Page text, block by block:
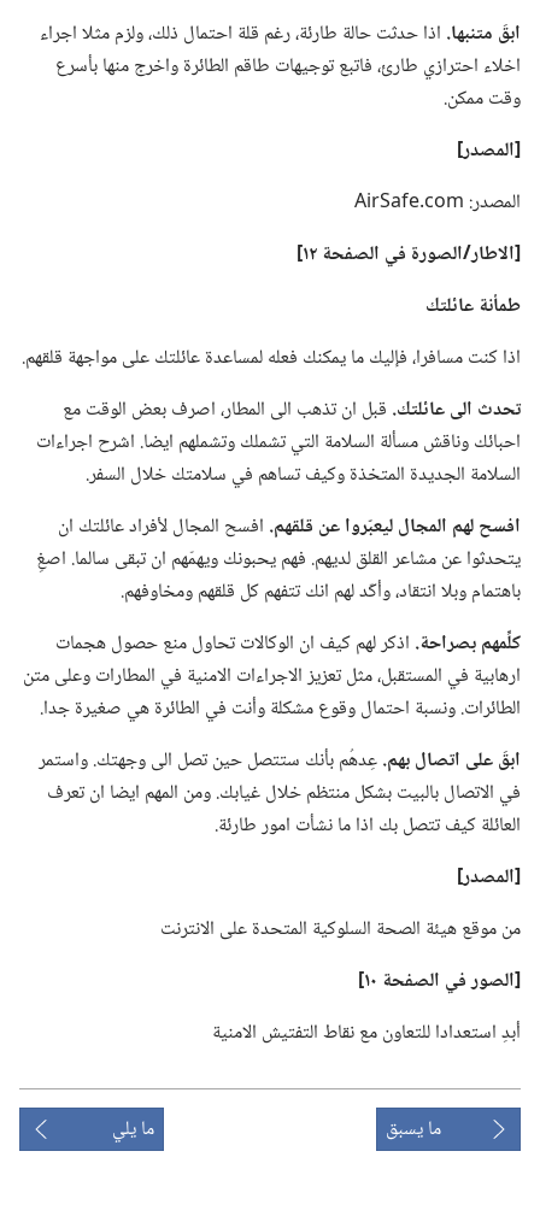
ابقَ متنبها.‏ اذا حدثت حالة طارئة،‏ رغم قلة احتمال ذلك،‏ ولزم مثلا اجراء
اخلاء احترازي طارئ،‏ فاتبع توجيهات طاقم الطائرة واخرج منها بأسرع
وقت ممكن.‏
‏[المصدر]‏
المصدر:‏ AirSafe.‎com
‏[الاطار/‏الصورة في الصفحة ١٢]‏
طمأنة عائلتك
اذا كنت مسافرا،‏ فإليك ما يمكنك فعله لمساعدة عائلتك على مواجهة قلقهم.‏
تحدث الى عائلتك.‏ قبل ان تذهب الى المطار،‏ اصرف بعض الوقت مع
احبائك وناقش مسألة السلامة التي تشملك وتشملهم ايضا.‏ اشرح اجراءات
السلامة الجديدة المتخذة وكيف تساهم في سلامتك خلال السفر.‏
افسح لهم المجال ليعبّروا عن قلقهم.‏ افسح المجال لأفراد عائلتك ان
يتحدثوا عن مشاعر القلق لديهم.‏ فهم يحبونك ويهمّهم ان تبقى سالما.‏ اصغِ
باهتمام وبلا انتقاد،‏ وأكّد لهم انك تتفهم كل قلقهم ومخاوفهم.‏
كلِّمهم بصراحة.‏ اذكر لهم كيف ان الوكالات تحاول منع حصول هجمات
ارهابية في المستقبل،‏ مثل تعزيز الاجراءات الامنية في المطارات وعلى متن
الطائرات.‏ ونسبة احتمال وقوع مشكلة وأنت في الطائرة هي صغيرة جدا.‏
ابقَ على اتصال بهم.‏عِدهُم بأنك ستتصل حين تصل الى وجهتك.‏ واستمر
في الاتصال بالبيت بشكل منتظم خلال غيابك.‏ ومن المهم ايضا ان تعرف
العائلة كيف تتصل بك اذا ما نشأت امور طارئة.‏
‏[المصدر]‏
من موقع هيئة الصحة السلوكية المتحدة على الانترنت
‏[الصور في الصفحة ١٠]‏
أبدِ استعدادا للتعاون مع نقاط التفتيش الامنية
ما يسبق ما يلي